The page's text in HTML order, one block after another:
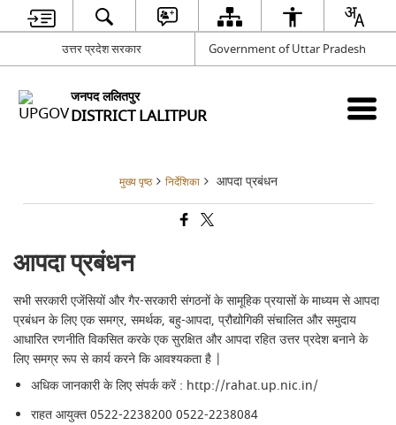
उत्तर प्रदेश सरकार Government of Uttar Pradesh
जनपद ललितपुर
DISTRICT LALITPUR
मुख्य पृष्ठ निर्देशिका आपदा प्रबंधन
आपदा प्रबंधन
सभी सरकारी एजेंसियों और गैर-सरकारी संगठनों के सामूहिक प्रयासों के माध्यम से आपदा
प्रबंधन के लिए एक समग्र, समर्थक, बहु-आपदा, प्रौद्योगिकी संचालित और समुदाय
आधारित रणनीति विकसित करके एक सुरक्षित और आपदा रहित उत्तर प्रदेश बनाने के
लिए समग्र रूप से कार्य करने कि आवश्यकता है |
अधिक जानकारी के लिए संपर्क करें : http://rahat.up.nic.in/
राहत आयुक्त 0522-2238200 0522-2238084